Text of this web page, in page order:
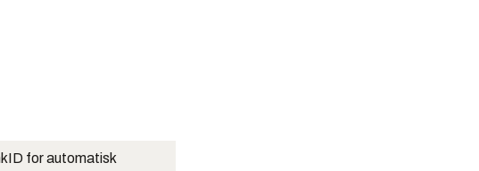
for automatisk